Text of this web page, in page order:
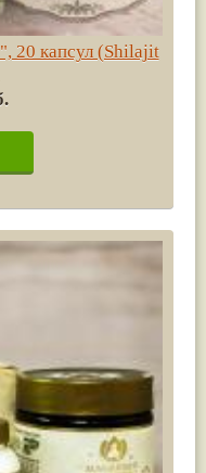
20 капсул (Shilajit